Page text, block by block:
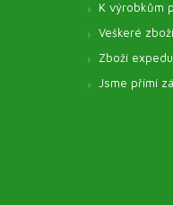
K výrobkům
Veškeré
Zboží
Jsme přímí